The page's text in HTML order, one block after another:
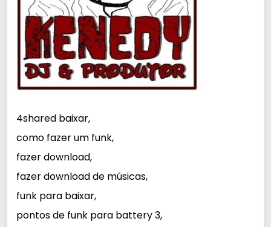
4shared baixar,
como fazer um funk,
fazer download,
fazer download de músicas,
funk para baixar,
pontos de funk para battery 3,